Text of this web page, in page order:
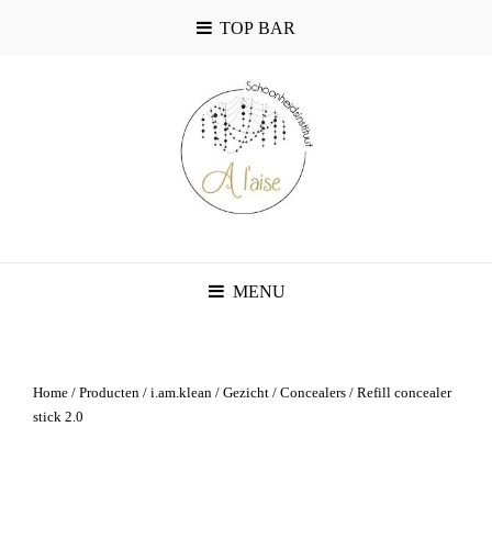
TOP BAR
MENU
Home / Producten / i.am.klean / Gezicht / Concealers / Refill concealer
stick 2.0